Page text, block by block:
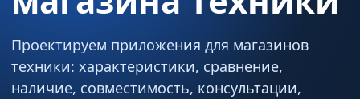
Проектируем приложения для магазинов
техники: характеристики, сравнение,
наличие, совместимость, консультации,